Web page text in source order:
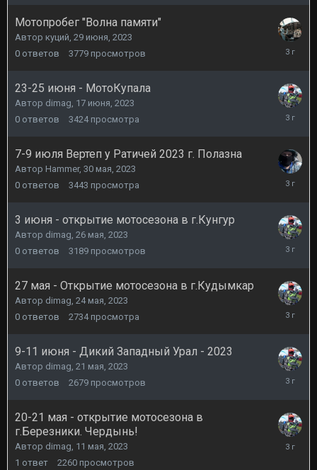
Мотопробег "Волна памяти"
Автор куций, 29 июня, 2023
0 ответов 3779 просмотров
29
23-25 июня - МотоКупала
Автор dimag, 17 июня, 2023
0 ответов 3424 просмотра
17
7-9 июля Вертеп у Ратичей 2023 г. Полазна
Автор Hammer, 30 мая, 2023
0 ответов 3443 просмотра
30
3 июня - открытие мотосезона в г.Кунгур
Автор dimag, 26 мая, 2023
0 ответов 3189 просмотров
26
27 мая - Открытие мотосезона в г.Кудымкар
Автор dimag, 24 мая, 2023
0 ответов 2734 просмотра
24
9-11 июня - Дикий Западный Урал - 2023
Автор dimag, 21 мая, 2023
0 ответов 2679 просмотров
21
20-21 мая - открытие мотосезона в
г.Березники. Чердынь!
Автор dimag, 11 мая, 2023
1 ответ 2260 просмотров
21